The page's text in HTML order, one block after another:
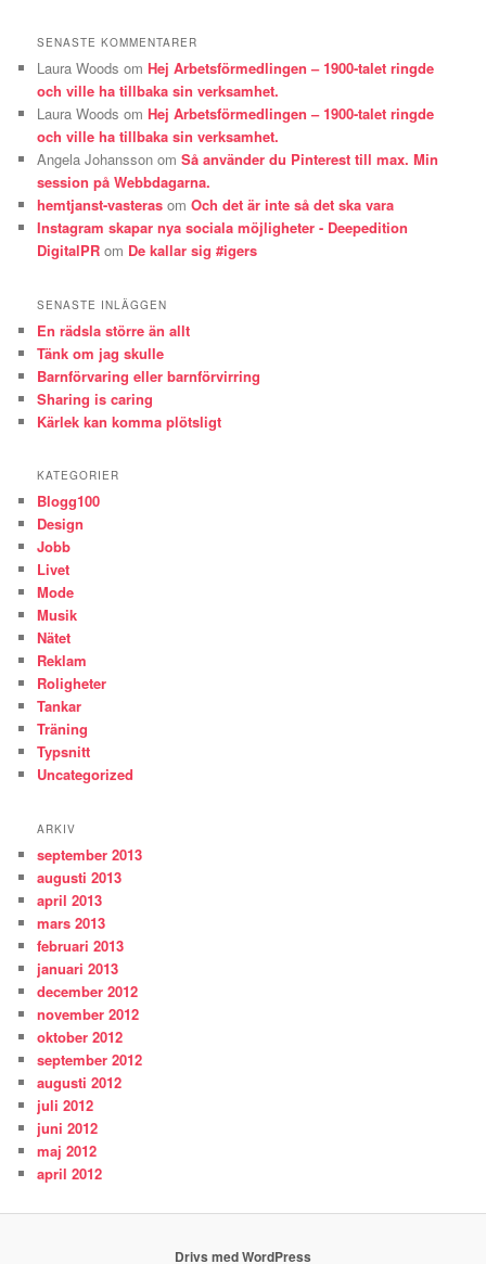
SENASTE KOMMENTARER
Laura Woods omHej Arbetsförmedlingen – 1900-talet ringde
och ville ha tillbaka sin verksamhet.
Laura Woods omHej Arbetsförmedlingen – 1900-talet ringde
och ville ha tillbaka sin verksamhet.
Angela Johansson omSå använder du Pinterest till max. Min
session på Webbdagarna.
hemtjanst-vasteras omOch det är inte så det ska vara
Instagram skapar nya sociala möjligheter - Deepedition
DigitalPR om De kallar sig #igers
SENASTE INLÄGGEN
En rädsla större än allt
Tänk om jag skulle
Barnförvaring eller barnförvirring
Sharing is caring
Kärlek kan komma plötsligt
KATEGORIER
Blogg100
Design
Jobb
Livet
Mode
Musik
Nätet
Reklam
Roligheter
Tankar
Träning
Typsnitt
Uncategorized
ARKIV
september 2013
augusti 2013
april 2013
mars 2013
februari 2013
januari 2013
december 2012
november 2012
oktober 2012
september 2012
augusti 2012
juli 2012
juni 2012
maj 2012
april 2012
Drivs med WordPress